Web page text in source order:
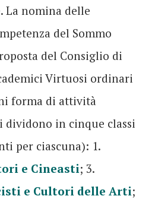
La nomina delle
del Sommo
del Consiglio di
Virtuosi ordinari
forma di attività
dividono in cinque classi
per ciascuna): 1.
e Cineasti; 3.
e Cultori delle Arti;